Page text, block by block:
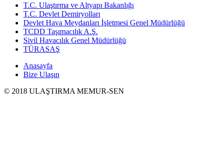
T.C. Ulaştırma ve Altyapı Bakanlığı
T.C. Devlet Demiryolları
Devlet Hava Meydanları İşletmesi Genel Müdürlüğü
TCDD Taşımacılık A.Ş.
Sivil Havacılık Genel Müdürlüğü
TÜRASAŞ
Anasayfa
Bize Ulaşın
© 2018 ULAŞTIRMA MEMUR-SEN